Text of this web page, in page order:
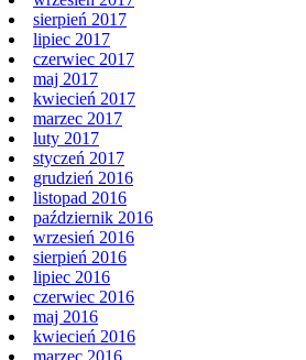
sierpień 2017
lipiec 2017
czerwiec 2017
maj 2017
kwiecień 2017
marzec 2017
luty 2017
styczeń 2017
grudzień 2016
listopad 2016
październik 2016
wrzesień 2016
sierpień 2016
lipiec 2016
czerwiec 2016
maj 2016
kwiecień 2016